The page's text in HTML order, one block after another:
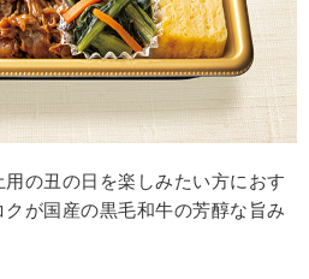
の丑の日を楽しみたい方におす
が国産の黒毛和牛の芳醇な旨み